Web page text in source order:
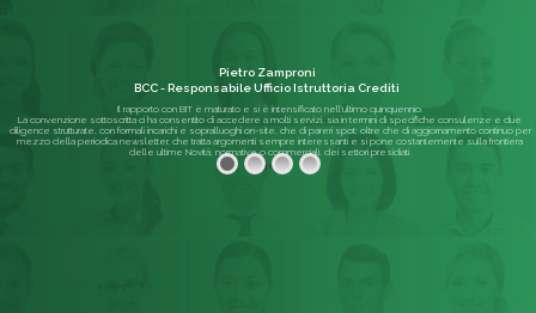
Il rapporto con BIT è maturato e si è intensificato nell'ultimo quinquennio.
La convenzione sottoscritta ci ha consentito di accedere a molti servizi, sia in termini di specifiche consulenze e due
diligence strutturate, con formali incarichi e sopralluoghi on-site, che di pareri spot; oltre che di aggiornamento continuo per
mezzo della periodica newsletter, che tratta argomenti sempre interessanti e si pone costantemente sulla frontiera
delle ultime Novità, normative o commerciali, dei settori presidiati.
Pietro Zamproni
BCC - Responsabile Ufficio Istruttoria Crediti
Leggi di più